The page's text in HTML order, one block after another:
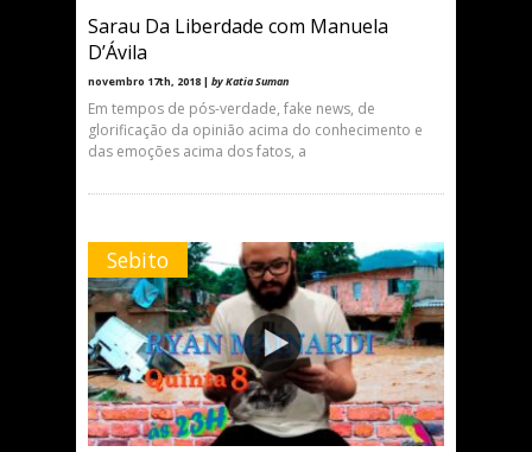
Sarau Da Liberdade com Manuela
D’Ávila
novembro 17th, 2018 | by Katia Suman
Em tempos de pós-verdade, fake news, de
glorificação da opinião acima do conhecimento e
das emoções acima dos fatos, a
Sebito